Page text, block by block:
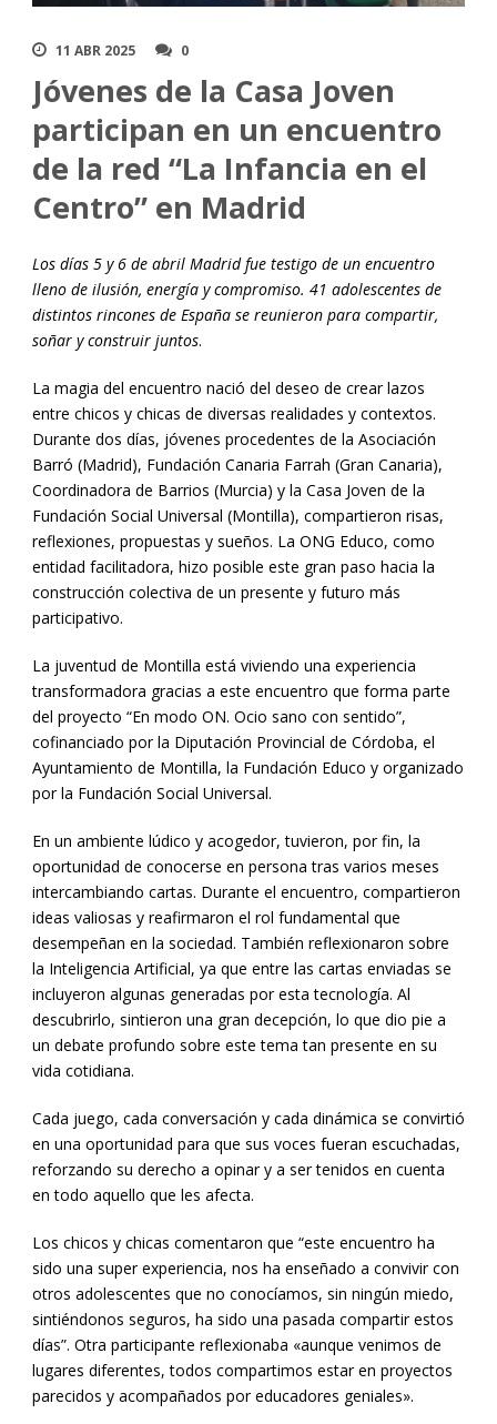
11 ABR 2025 0
Jóvenes de la Casa Joven
participan en un encuentro
de la red “La Infancia en el
Centro” en Madrid
Los días 5 y 6 de abril Madrid fue testigo de un encuentro
lleno de ilusión, energía y compromiso. 41 adolescentes de
distintos rincones de España se reunieron para compartir,
soñar y construir juntos.
La magia del encuentro nació del deseo de crear lazos
entre chicos y chicas de diversas realidades y contextos.
Durante dos días, jóvenes procedentes de la Asociación
Barró (Madrid), Fundación Canaria Farrah (Gran Canaria),
Coordinadora de Barrios (Murcia) y la Casa Joven de la
Fundación Social Universal (Montilla), compartieron risas,
reflexiones, propuestas y sueños. La ONG Educo, como
entidad facilitadora, hizo posible este gran paso hacia la
construcción colectiva de un presente y futuro más
participativo.
La juventud de Montilla está viviendo una experiencia
transformadora gracias a este encuentro que forma parte
del proyecto “En modo ON. Ocio sano con sentido”,
cofinanciado por la Diputación Provincial de Córdoba, el
Ayuntamiento de Montilla, la Fundación Educo y organizado
por la Fundación Social Universal.
En un ambiente lúdico y acogedor, tuvieron, por fin, la
oportunidad de conocerse en persona tras varios meses
intercambiando cartas. Durante el encuentro, compartieron
ideas valiosas y reafirmaron el rol fundamental que
desempeñan en la sociedad. También reflexionaron sobre
la Inteligencia Artificial, ya que entre las cartas enviadas se
incluyeron algunas generadas por esta tecnología. Al
descubrirlo, sintieron una gran decepción, lo que dio pie a
un debate profundo sobre este tema tan presente en su
vida cotidiana.
Cada juego, cada conversación y cada dinámica se convirtió
en una oportunidad para que sus voces fueran escuchadas,
reforzando su derecho a opinar y a ser tenidos en cuenta
en todo aquello que les afecta.
Los chicos y chicas comentaron que “este encuentro ha
sido una super experiencia, nos ha enseñado a convivir con
otros adolescentes que no conocíamos, sin ningún miedo,
sintiéndonos seguros, ha sido una pasada compartir estos
días”. Otra participante reflexionaba «aunque venimos de
lugares diferentes, todos compartimos estar en proyectos
parecidos y acompañados por educadores geniales».